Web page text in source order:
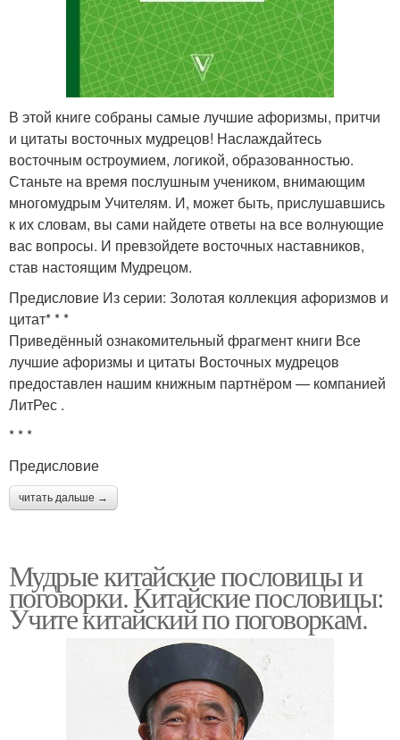
В этой книге собраны самые лучшие афоризмы, притчи
и цитаты восточных мудрецов! Наслаждайтесь
восточным остроумием, логикой, образованностью.
Станьте на время послушным учеником, внимающим
многомудрым Учителям. И, может быть, прислушавшись
к их словам, вы сами найдете ответы на все волнующие
вас вопросы. И превзойдете восточных наставников,
став настоящим Мудрецом.
Предисловие Из серии: Золотая коллекция афоризмов и
цитат* * *
Приведённый ознакомительный фрагмент книги Все
лучшие афоризмы и цитаты Восточных мудрецов
предоставлен нашим книжным партнёром — компанией
ЛитРес .
* * *
Предисловие
читать дальше →
Мудрые китайские пословицы и
поговорки. Китайские пословицы:
Учите китайский по поговоркам.